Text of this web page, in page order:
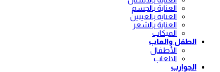
العناية بالجسم
العناية بالعينين
العناية بالشعر
الميكاب
الطفل والعاب
الأطفال
الالعاب
الجوارب